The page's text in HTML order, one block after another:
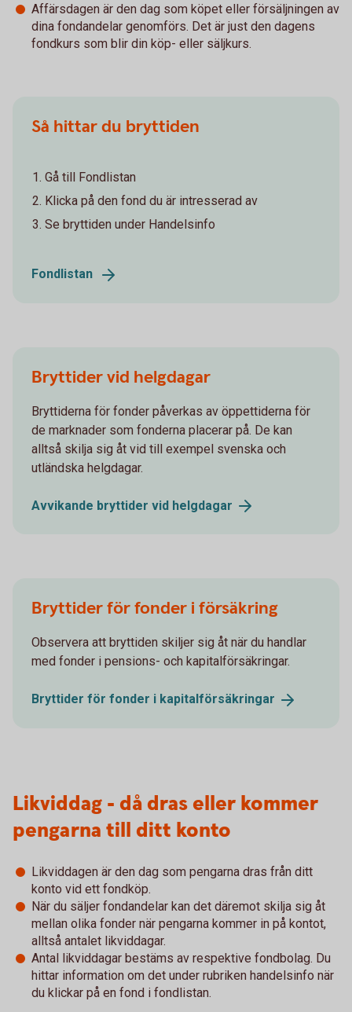
Affärsdagen är den dag som köpet eller försäljningen av
dina fondandelar genomförs. Det är just den dagens
fondkurs som blir din köp- eller säljkurs.
Så hittar du bryttiden
Gå till Fondlistan
Klicka på den fond du är intresserad av
Se bryttiden under Handelsinfo
Fondlistan
Bryttider vid helgdagar
Bryttiderna för fonder påverkas av öppettiderna för
de marknader som fonderna placerar på. De kan
alltså skilja sig åt vid till exempel svenska och
utländska helgdagar.
Avvikande bryttider vid helgdagar
Bryttider för fonder i försäkring
Observera att bryttiden skiljer sig åt när du handlar
med fonder i pensions- och kapitalförsäkringar.
Bryttider för fonder i kapitalförsäkringar
Likviddag - då dras eller kommer
pengarna till ditt konto
Likviddagen är den dag som pengarna dras från ditt
konto vid ett fondköp.
När du säljer fondandelar kan det däremot skilja sig åt
mellan olika fonder när pengarna kommer in på kontot,
alltså antalet likviddagar.
Antal likviddagar bestäms av respektive fondbolag. Du
hittar information om det under rubriken handelsinfo när
du klickar på en fond i fondlistan.